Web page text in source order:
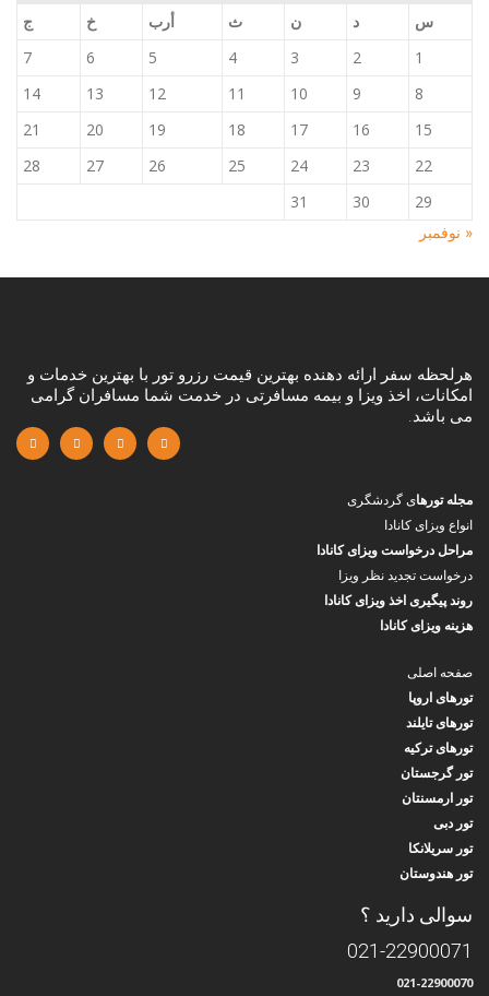
س
د ن ث أرب خ
ج
1
2
3
4
5
6
7
8
9
10
11
12
13
14
15
16
17
18
19
20
21
22
23
24
25
26
27
28
29
30
31
« نوفمبر
هرلحظه سفر ارائه دهنده بهترین قیمت رزرو تور با بهترین خدمات و
امکانات، اخذ ویزا و بیمه مسافرتی در خدمت شما مسافران گرامی
می باشد.
مجله تورهای گردشگری
انواع ویزای کانادا
مراحل درخواست ویزای کانادا
درخواست تجدید نظر ویزا
روند پیگیری اخذ ویزای کانادا
هزینه ویزای کانادا
صفحه اصلی
تورهای اروپا
تورهای تایلند
تورهای ترکیه
تور گرجستان
تور ارمسنتان
تور دبی
تور سریلانکا
تور هندوستان
سوالی دارید ؟
021-22900071
021-22900070